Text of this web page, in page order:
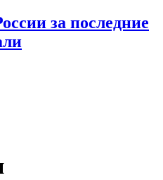
за последние